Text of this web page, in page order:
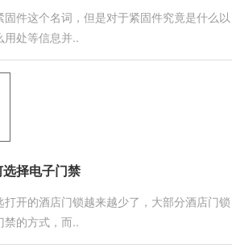
固件这个名词，但是对于紧固件究竟是什么以
用处等信息并..
择电子门禁
打开的酒店门锁越来越少了，大部分酒店门锁
禁的方式，而..